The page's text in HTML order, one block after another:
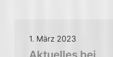
1. März 2023